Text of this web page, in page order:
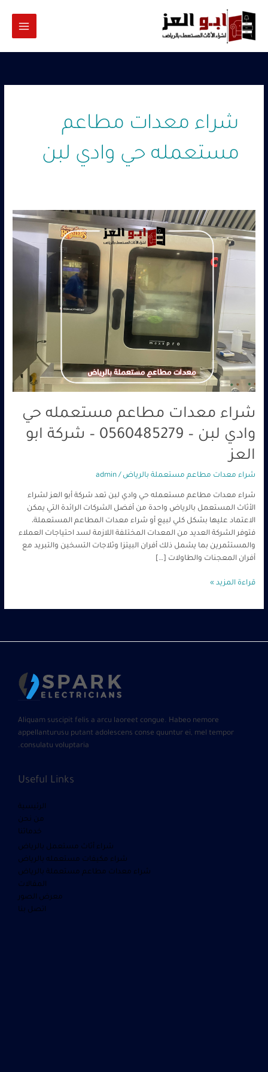
المحتوى
شراء معدات مطاعم
مستعمله حي وادي لبن
شراء معدات مطاعم مستعمله حي
وادي لبن – 0560485279 – شركة ابو
العز
شراء معدات مطاعم مستعملة بالرياض /
admin
شراء معدات مطاعم مستعمله حي وادي لبن تعد شركة أبو العز لشراء
الأثاث المستعمل بالرياض واحدة من أفضل الشركات الرائدة التي يمكن
الاعتماد عليها بشكل كلي لبيع أو شراء معدات المطاعم المستعملة،
فتوفر الشركة العديد من المعدات المختلفة اللازمة لسد احتياجات العملاء
والمستثمرين بما يشمل ذلك أفران البيتزا وثلاجات التسخين والتبريد مع
أفران المعجنات والطاولات […]
شراء
معدات
مطاعم
مستعمله
لبن
0560485279
شركة
ابو
العز
قراءة المزيد »
Aliquam suscipit felis a arcu laoreet congue. Habeo nemore
appellanturusu putant adolescens conse quuntur ei, mel tempor
consulatu voluptaria.
Useful Links
الرئيسية
من نحن
خدماتنا
شراء أثاث مستعمل بالرياض
شراء مكيفات مستعمله بالرياض
شراء معدات مطاعم مستعملة بالرياض
المقالات
معرض الصور
اتصل بنا